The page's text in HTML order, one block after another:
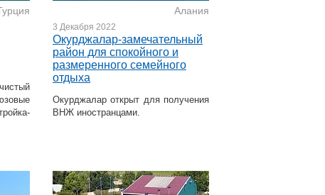
Алания
3 Декабря 2022
Окурджалар-замечательный
район для спокойного и
размеренного семейного
отдыха
Окурджалар открыт для получения
ВНЖ иностранцами.